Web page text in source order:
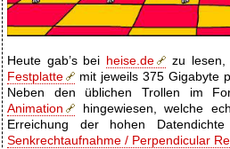
Heute gab’s bei heise.de zu lesen,
Festplatte
mit jeweils 375 Gigabyte
Neben den üblichen Trollen im
Animation
hingewiesen, welche
Erreichung der hohen
Senkrechtaufnahme / Perpendicular